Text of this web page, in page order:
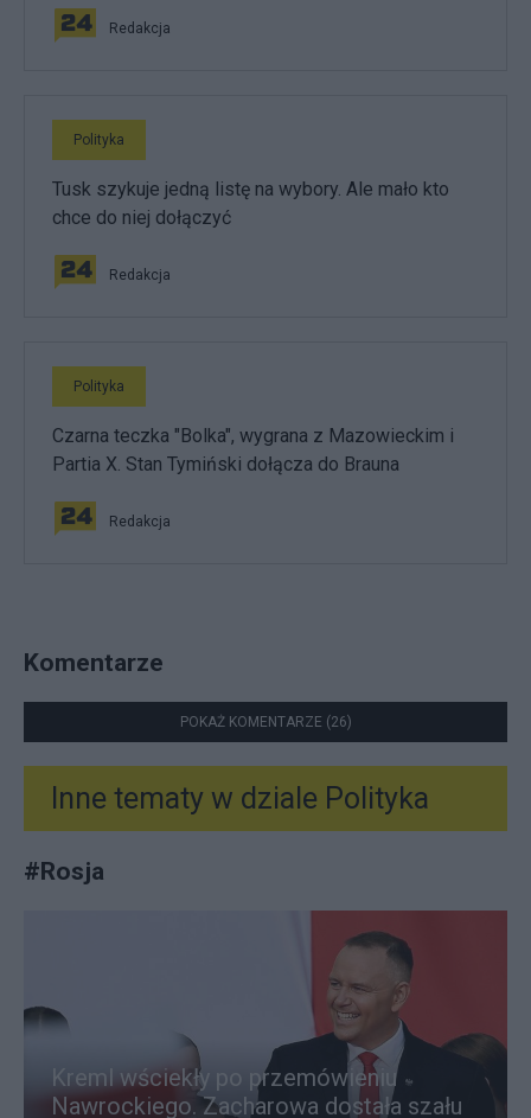
Redakcja
Polityka
Tusk szykuje jedną listę na wybory. Ale mało kto
chce do niej dołączyć
Redakcja
Polityka
Czarna teczka "Bolka", wygrana z Mazowieckim i
Partia X. Stan Tymiński dołącza do Brauna
Redakcja
Komentarze
POKAŻ KOMENTARZE (26)
Inne tematy w dziale Polityka
#Rosja
Kreml wściekły po przemówieniu
Nawrockiego. Zacharowa dostała szału